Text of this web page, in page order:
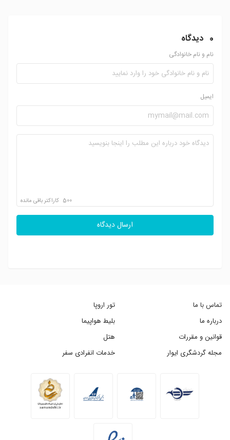
0 دیدگاه
نام و نام خانوادگی
ایمیل
500 کاراکتر باقی مانده
ارسال دیدگاه
تماس با ما
درباره ما
قوانین و مقررات
مجله گردشگری ایوار
تور اروپا
بلیط هواپیما
هتل
خدمات انفرادی سفر